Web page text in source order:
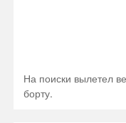
На поиски вылетел
борту.